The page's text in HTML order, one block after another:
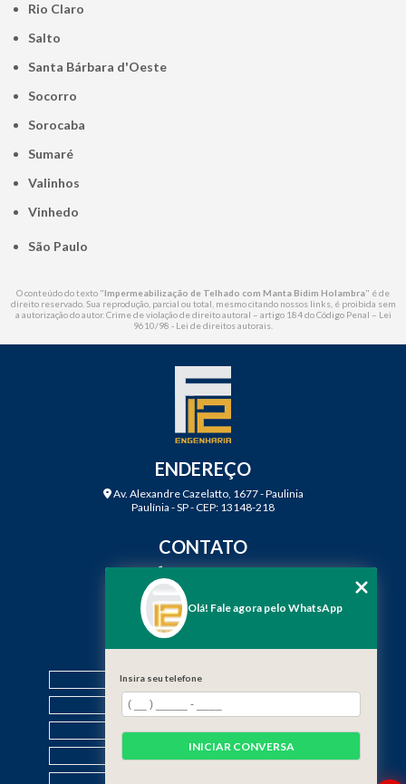
Rio Claro
Salto
Santa Bárbara d'Oeste
Socorro
Sorocaba
Sumaré
Valinhos
Vinhedo
São Paulo
O conteúdo do texto "Impermeabilização de Telhado com Manta Bidim Holambra" é de
direito reservado. Sua reprodução, parcial ou total, mesmo citando nossos links, é proibida sem
a autorização do autor. Crime de violação de direito autoral – artigo 184 do Código Penal – Lei
9610/98 - Lei de direitos autorais
ENDEREÇO
Av. Alexandre Cazelatto, 1677 - Paulinia
Paulínia - SP - CEP: 13148-218
CONTATO
(19) 3888-2923
(19) 99968-7979
contato@f12engenharia.com.br
MENU
HOME
QUEM SOMOS
SERVIÇOS
CONTATO
Olá! Fale agora pelo WhatsApp
Insira seu telefone
INICIAR CONVERSA